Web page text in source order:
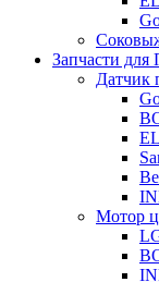
Запчасти
Датчик
Мотор